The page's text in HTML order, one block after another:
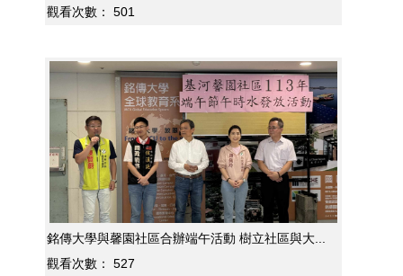
觀看次數：
501
銘傳大學與馨園社區合辦端午活動 樹立社區與大...
觀看次數：
527